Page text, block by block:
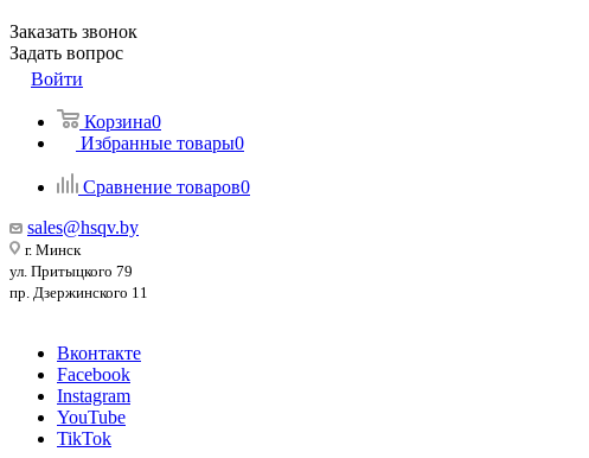
Заказать звонок
Задать вопрос
Войти
Корзина0
Избранные товары0
Сравнение товаров0
sales@hsqv.by
г. Минск
ул. Притыцкого 79
пр. Дзержинского 11
Вконтакте
Facebook
Instagram
YouTube
TikTok